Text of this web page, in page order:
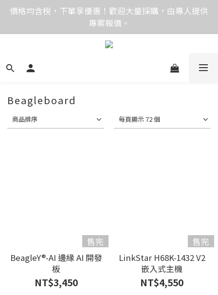
價格均含稅，下單享優惠！歡迎大量採購，由專人提供
專案報價。
價格均含稅，下單享優惠！歡迎大量採購，由專人提供
專案報價。
目前僅提供網路賣場服務，無實體店面，無自取服務。
價格均含稅，下單享優惠！歡迎大量採購，由專人提供
專案報價。
Beagleboard
商品排序 每頁顯示 72 個
售完
BeagleY®-AI 邊緣 AI 開發
板
NT$3,450
售完
LinkStar H68K-1432 V2
嵌入式主機
NT$4,550